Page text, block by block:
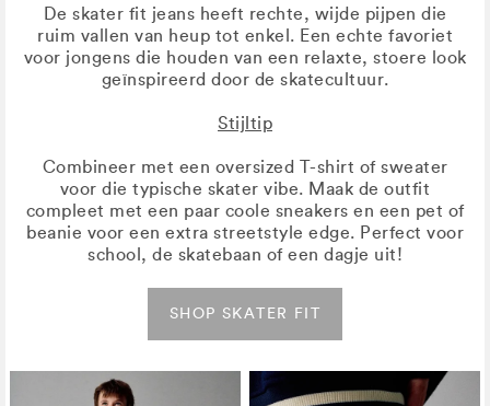
De skater fit jeans heeft rechte, wijde pijpen die
ruim vallen van heup tot enkel. Een echte favoriet
voor jongens die houden van een relaxte, stoere look
geïnspireerd door de skatecultuur.
Stijltip
Combineer met een oversized T-shirt of sweater
voor die typische skater vibe. Maak de outfit
compleet met een paar coole sneakers en een pet of
beanie voor een extra streetstyle edge. Perfect voor
school, de skatebaan of een dagje uit!
SHOP SKATER FIT